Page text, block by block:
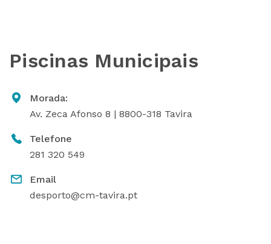
Piscinas Municipais
Morada:
Av. Zeca Afonso 8 | 8800-318 Tavira
Telefone
281 320 549
Email
desporto@cm-tavira.pt